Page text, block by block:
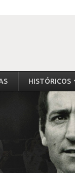
HISTÓRICOS